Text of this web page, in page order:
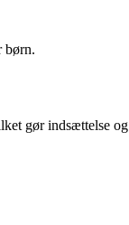
børn.
gør indsættelse